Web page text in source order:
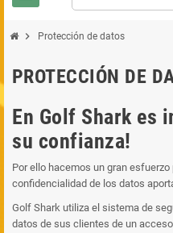
chevron_right Protección de datos
PROTECCIÓN DE
En Golf Shark es
su confianza!
Por ello hacemos un gran
confidencialidad de los datos
Golf Shark utiliza el sistema de
datos de sus clientes de un